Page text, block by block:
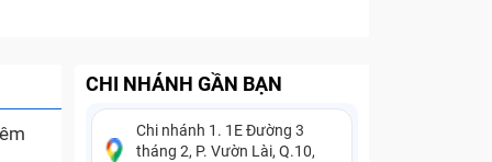
CHI NHÁNH GẦN BẠN
Chi nhánh 1. 1E Đường 3
tháng 2, P. Vườn Lài, Q.10,